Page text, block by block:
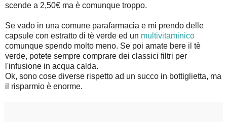
scende a 2,50€ ma è comunque troppo.
Se vado in una comune parafarmacia e mi prendo delle
capsule con estratto di tè verde ed un multivitaminico
comunque spendo molto meno. Se poi amate bere il tè
verde, potete sempre comprare dei classici filtri per
l'infusione in acqua calda.
Ok, sono cose diverse rispetto ad un succo in bottiglietta, ma
il risparmio è enorme.